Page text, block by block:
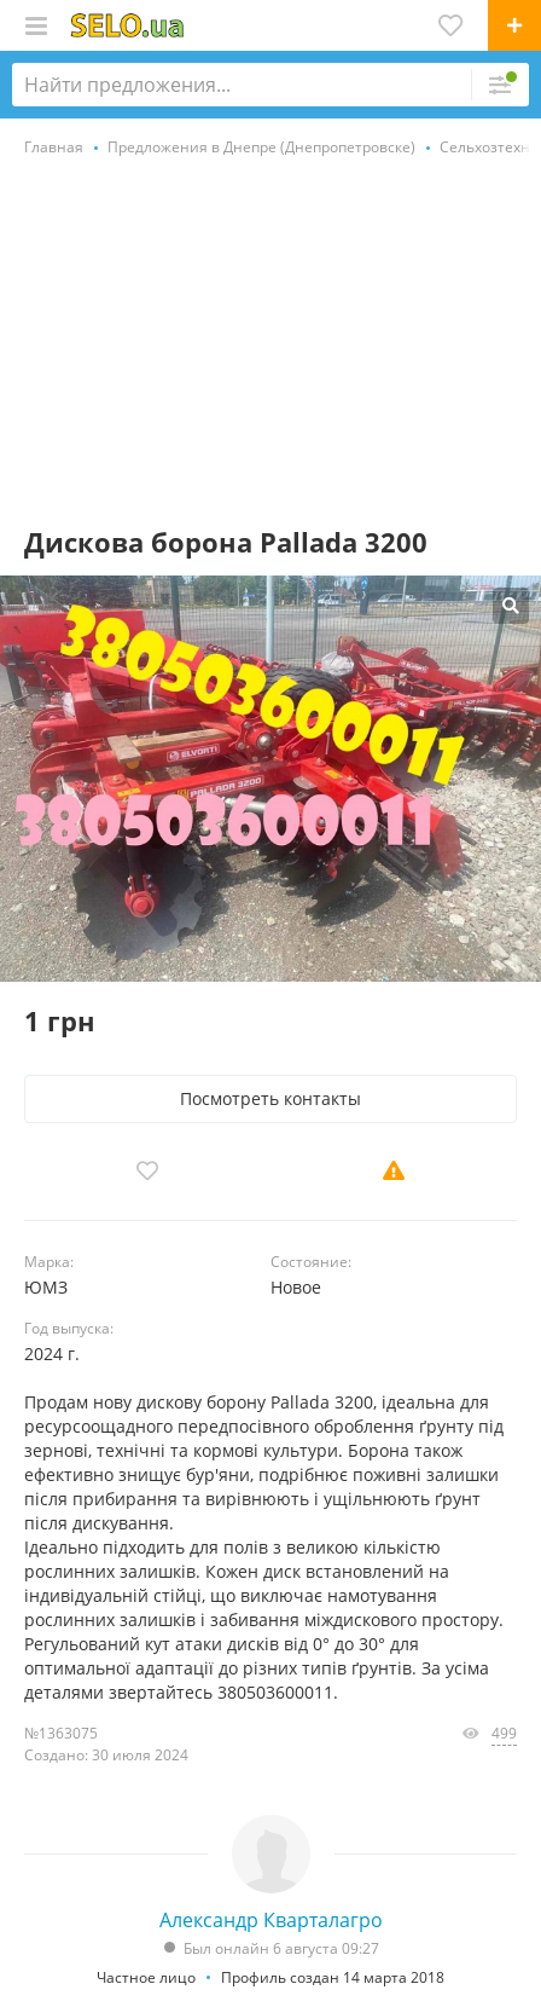
Главная Предложения в Днепре (Днепропетровске)
Дискова борона Pallada 3200
1 грн
Посмотреть контакты
Марка:
ЮМЗ
Состояние:
Новое
Год выпуска:
2024 г.
Продам нову дискову борону Pallada 3200, ідеальна для
ресурсоощадного передпосівного оброблення ґрунту під
зернові, технічні та кормові культури. Борона також
ефективно знищує бур'яни, подрібнює поживні залишки
після прибирання та вирівнюють і ущільнюють ґрунт
після дискування.
Ідеально підходить для полів з великою кількістю
рослинних залишків. Кожен диск встановлений на
індивідуальній стійці, що виключає намотування
рослинних залишків і забивання міждискового простору.
Регульований кут атаки дисків від 0° до 30° для
оптимальної адаптації до різних типів ґрунтів. За усіма
деталями звертайтесь 380503600011.
№1363075
Создано: 30 июля 2024
499
Александр Кварталагро
Был онлайн 6 августа 09:27
Частное лицо
Профиль создан 14 марта 2018